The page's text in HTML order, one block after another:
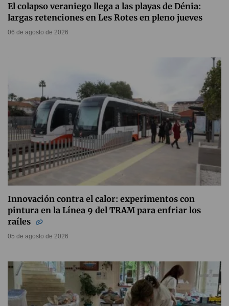
El colapso veraniego llega a las playas de Dénia:
largas retenciones en Les Rotes en pleno jueves
06 de agosto de 2026
Innovación contra el calor: experimentos con
pintura en la Línea 9 del TRAM para enfriar los
raíles
05 de agosto de 2026